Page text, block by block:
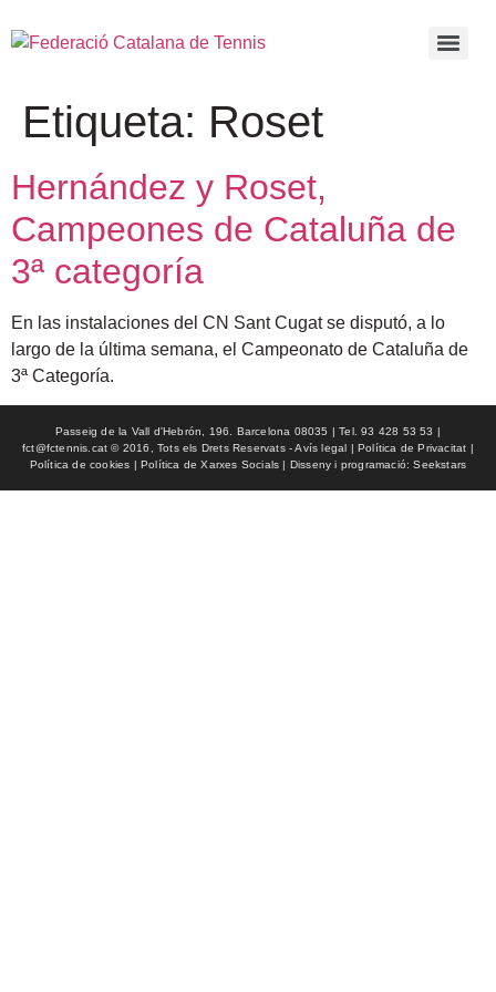
Etiqueta: Roset
Hernández y Roset,
Campeones de Cataluña de
3ª categoría
En las instalaciones del CN Sant Cugat se disputó, a lo
largo de la última semana, el Campeonato de Cataluña de
3ª Categoría.
Passeig de la Vall d'Hebrón, 196. Barcelona 08035 | Tel. 93 428 53 53 |
fct@fctennis.cat © 2016, Tots els Drets Reservats - Avís legal | Política de Privacitat |
Política de cookies | Política de Xarxes Socials | Disseny i programació: Seekstars